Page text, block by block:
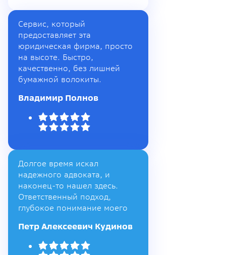
Сервис, который
предоставляет эта
юридическая фирма, просто
на высоте. Быстро,
качественно, без лишней
бумажной волокиты.
Владимир Полнов
Долгое время искал
надежного адвоката, и
наконец-то нашел здесь.
Ответственный подход,
глубокое понимание моего
Петр Алексеевич Кудинов